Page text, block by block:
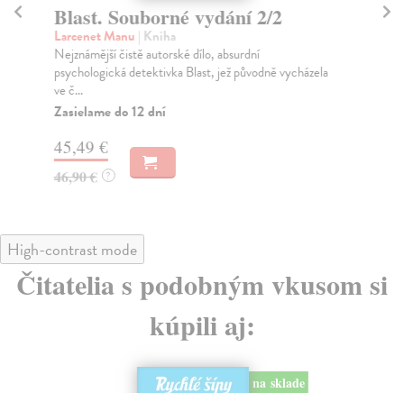
Blast. Souborné vydání 2/2
Larcenet Manu | Kniha
Nejznámější čistě autorské dílo, absurdní
psychologická detektivka Blast, jež původně vycházela
ve č...
Zasielame do 12 dní
45,49 €
46,90 € ?
High-contrast mode
Čitatelia s podobným vkusom si
kúpili aj:
na sklade